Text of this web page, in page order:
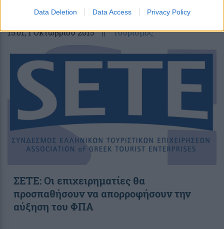
Data Deletion Data Access Privacy Policy
15:01, 1 Οκτωβρίου 2015 || Τουρισμός
ΣΕΤΕ: Οι επιχειρηματίες θα
προσπαθήσουν να απορροφήσουν την
αύξηση του ΦΠΑ